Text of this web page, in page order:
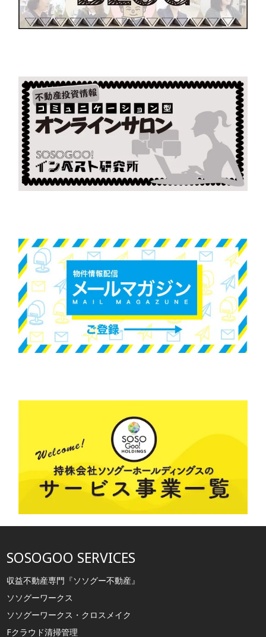
SOSOGOO SERVICES
収益不動産専門『ソソグー不動産』
ソソグーワークス
ソソグーワークス・クロスメイク
Fクラウド清掃管理